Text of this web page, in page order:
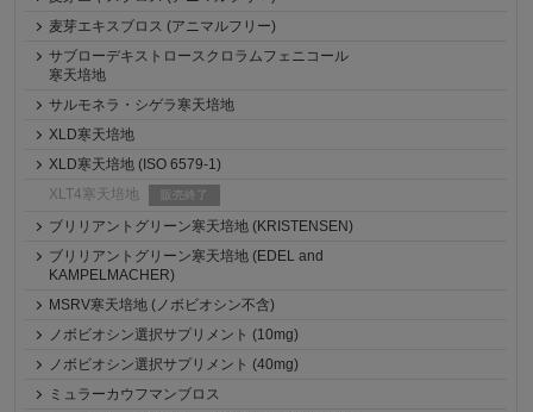
麦芽エキスブロス (アニマルフリー)
サブローデキストロースクロラムフェニコール
寒天培地
サルモネラ・シゲラ寒天培地
XLD寒天培地
XLD寒天培地 (ISO 6579-1)
XLT4寒天培地
販売終了
ブリリアントグリーン寒天培地 (KRISTENSEN)
ブリリアントグリーン寒天培地 (EDEL and
KAMPELMACHER)
MSRV寒天培地 (ノボビオシン不含)
ノボビオシン選択サプリメント (10mg)
ノボビオシン選択サプリメント (40mg)
ミュラーカウフマンブロス